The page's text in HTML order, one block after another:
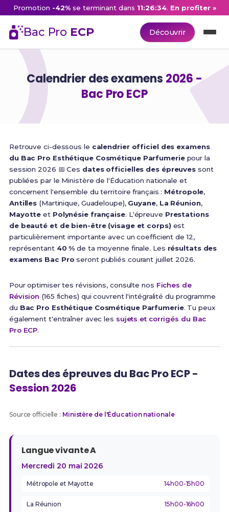
Promotion -42% se terminant dans 11:26:33. En profiter »
Bac Pro ECP Découvrir
Calendrier des examens 2026 -
Bac Pro ECP
Retrouve ci-dessous le calendrier officiel des examens
du Bac Pro Esthétique Cosmétique Parfumeriepour la
session 2026 📅 Ces dates officielles des épreuves sont
publiées par le Ministère de l'Éducation nationale et
concernent l'ensemble du territoire français : Métropole,
Antilles (Martinique, Guadeloupe), Guyane, La Réunion,
Mayotte et Polynésie française. L'épreuve Prestations
de beauté et de bien-être (visage et corps) est
particulièrement importante avec un coefficient de 12,
représentant 40 % de ta moyenne finale. Les résultats des
examens Bac Pro seront publiés courant juillet 2026.
Pour optimiser tes révisions, consulte nos Fiches de
Révision (165 fiches) qui couvrent l'intégralité du programme
du Bac Pro Esthétique Cosmétique Parfumerie. Tu peux
également t'entraîner avec les sujets et corrigés du Bac
Pro ECP.
Dates des épreuves du Bac Pro ECP -
Session 2026
Source officielle : Ministère de l'Éducation nationale
Langue vivante A
Mercredi 20 mai 2026
Métropole et Mayotte 14h00-15h00
La Réunion 15h00-16h00